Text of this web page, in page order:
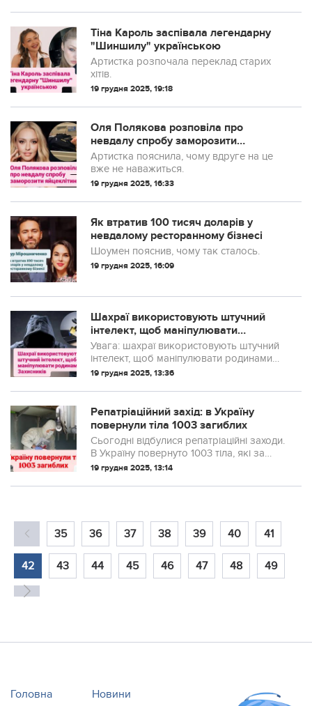
Тіна Кароль заспівала легендарну
"Шиншилу" українською
Артистка розпочала переклад старих
хітів.
19 грудня 2025, 19:18
Оля Полякова розповіла про
невдалу спробу заморозити
яйцеклітини: "Вдруге це не буду
робити"
Артистка пояснила, чому вдруге на це
вже не наважиться.
19 грудня 2025, 16:33
Як втратив 100 тисяч доларів у
невдалому ресторанному бізнесі
Шоумен пояснив, чому так сталось.
19 грудня 2025, 16:09
Шахраї використовують штучний
інтелект, щоб маніпулювати
родинами Захисників
Увага: шахраї використовують штучний
інтелект, щоб маніпулювати родинами
українських Захисників
19 грудня 2025, 13:36
Репатріаційний захід: в Україну
повернули тіла 1003 загиблих
Сьогодні відбулися репатріаційні заходи.
В Україну повернуто 1003 тіла, які за
твердженням російської сторони
військовослужбовцям.
19 грудня 2025, 13:14
35 36 37 38 39 40 41
42 43 44 45 46 47 48 49
Головна Новини